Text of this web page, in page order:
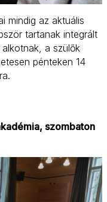
mindig az aktuális
tartanak integrált
a szülők
pénteken 14
szombaton